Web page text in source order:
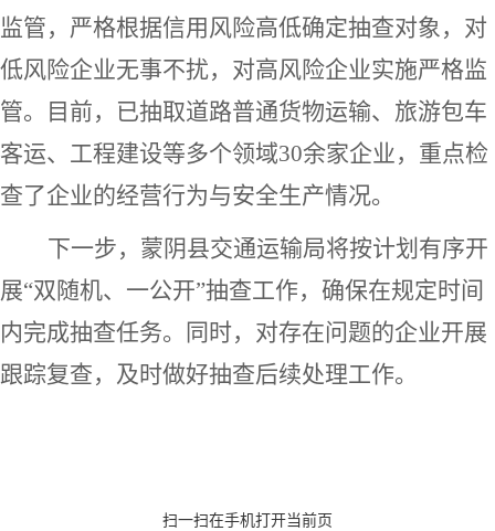
监管， 严格根据信用风险高低确定抽查对象，对
低风险企业无事不扰，对高风险企业实施严格监
管。目前， 已抽取道路普通货物运输、旅游包车
客运、工程建设等多个领域30余家企业，重点检
查了企业的经营行为与安全生产情况。
下一步，蒙阴县交通运输局将按计划有序开
展“双随机、一公开”抽查工作，确保在规定时间
内完成抽查任务。同时，对存在问题的企业开展
跟踪复查，及时做好抽查后续处理工作。
扫一扫在手机打开当前页